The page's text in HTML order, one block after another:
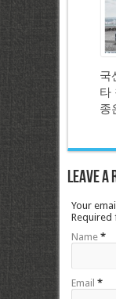
국
타
종
Leave a
Your
Required
Name *
Email *